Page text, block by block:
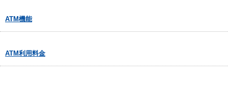
ATM機能
ATM利用料金